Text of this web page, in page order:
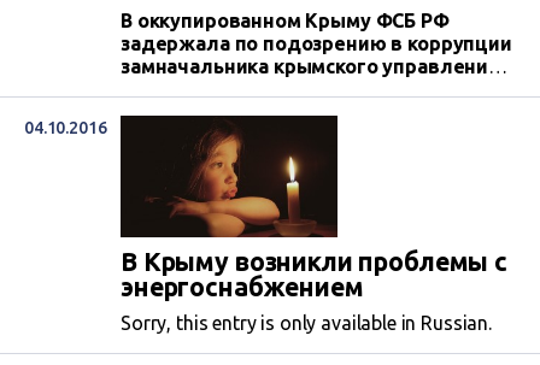
В оккупированном Крыму ФСБ РФ
задержала по подозрению в коррупции
замначальника крымского управления
службы России Вячеслава Токарева.
04.10.2016
В Крыму возникли проблемы с
энергоснабжением
Sorry, this entry is only available in Russian.